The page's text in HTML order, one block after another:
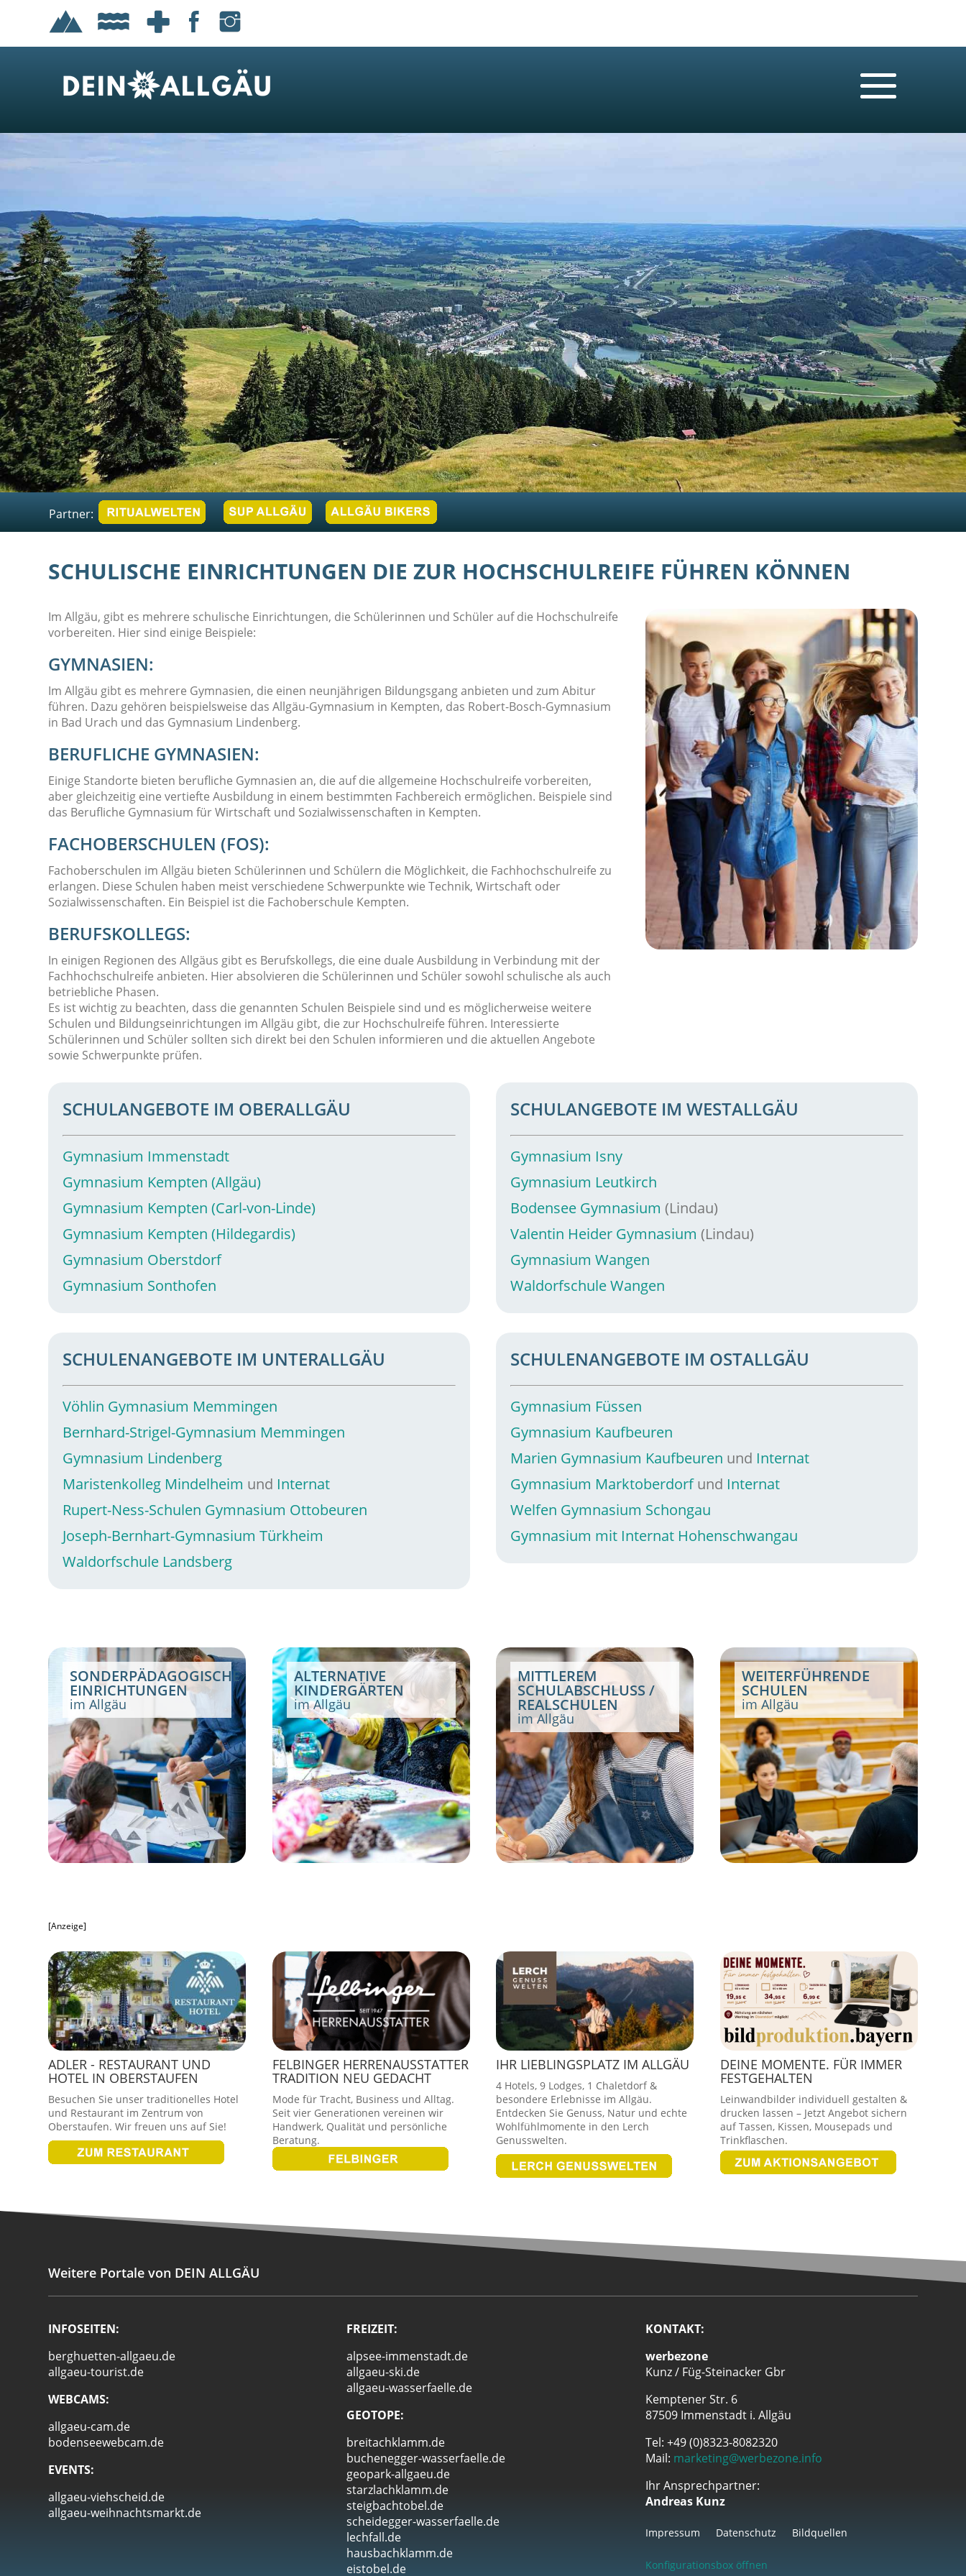
Partner:
SCHULISCHE EINRICHTUNGEN DIE ZUR HOCHSCHULREIFE FÜHREN KÖNNEN
Im Allgäu, gibt es mehrere schulische Einrichtungen, die Schülerinnen und Schüler auf die Hochschulreife
vorbereiten. Hier sind einige Beispiele:
GYMNASIEN:
Im Allgäu gibt es mehrere Gymnasien, die einen neunjährigen Bildungsgang anbieten und zum Abitur
führen. Dazu gehören beispielsweise das Allgäu-Gymnasium in Kempten, das Robert-Bosch-Gymnasium
in Bad Urach und das Gymnasium Lindenberg.
BERUFLICHE GYMNASIEN:
Einige Standorte bieten berufliche Gymnasien an, die auf die allgemeine Hochschulreife vorbereiten,
aber gleichzeitig eine vertiefte Ausbildung in einem bestimmten Fachbereich ermöglichen. Beispiele sind
das Berufliche Gymnasium für Wirtschaft und Sozialwissenschaften in Kempten.
FACHOBERSCHULEN (FOS):
Fachoberschulen im Allgäu bieten Schülerinnen und Schülern die Möglichkeit, die Fachhochschulreife zu
erlangen. Diese Schulen haben meist verschiedene Schwerpunkte wie Technik, Wirtschaft oder
Sozialwissenschaften. Ein Beispiel ist die Fachoberschule Kempten.
BERUFSKOLLEGS:
In einigen Regionen des Allgäus gibt es Berufskollegs, die eine duale Ausbildung in Verbindung mit der
Fachhochschulreife anbieten. Hier absolvieren die Schülerinnen und Schüler sowohl schulische als auch
betriebliche Phasen.
Es ist wichtig zu beachten, dass die genannten Schulen Beispiele sind und es möglicherweise weitere
Schulen und Bildungseinrichtungen im Allgäu gibt, die zur Hochschulreife führen. Interessierte
Schülerinnen und Schüler sollten sich direkt bei den Schulen informieren und die aktuellen Angebote
sowie Schwerpunkte prüfen.
SCHULANGEBOTE IM OBERALLGÄU
Gymnasium Immenstadt
Gymnasium Kempten (Allgäu)
Gymnasium Kempten (Carl-von-Linde)
Gymnasium Kempten (Hildegardis)
Gymnasium Oberstdorf
Gymnasium Sonthofen
SCHULANGEBOTE IM WESTALLGÄU
Gymnasium Isny
Gymnasium Leutkirch
Bodensee Gymnasium (Lindau)
Valentin Heider Gymnasium (Lindau)
Gymnasium Wangen
Waldorfschule Wangen
SCHULENANGEBOTE IM UNTERALLGÄU
Vöhlin Gymnasium Memmingen
Bernhard-Strigel-Gymnasium Memmingen
Gymnasium Lindenberg
Maristenkolleg Mindelheim und Internat
Rupert-Ness-Schulen Gymnasium Ottobeuren
Joseph-Bernhart-Gymnasium Türkheim
Waldorfschule Landsberg
SCHULENANGEBOTE IM OSTALLGÄU
Gymnasium Füssen
Gymnasium Kaufbeuren
Marien Gymnasium Kaufbeuren und Internat
Gymnasium Marktoberdorfund Internat
Welfen Gymnasium Schongau
Gymnasium mit Internat Hohenschwangau
SONDERPÄDAGOGISCHE
EINRICHTUNGEN
im Allgäu
ALTERNATIVE
KINDERGÄRTEN
im Allgäu
MITTLEREM
SCHULABSCHLUSS /
REALSCHULEN
im Allgäu
WEITERFÜHRENDE
SCHULEN
im Allgäu
[Anzeige]
ADLER - RESTAURANT UND
HOTEL IN OBERSTAUFEN
Besuchen Sie unser traditionelles Hotel
und Restaurant im Zentrum von
Oberstaufen. Wir freuen uns auf Sie!
FELBINGER HERRENAUSSTATTER
TRADITION NEU GEDACHT
Mode für Tracht, Business und Alltag.
Seit vier Generationen vereinen wir
Handwerk, Qualität und persönliche
Beratung.
IHR LIEBLINGSPLATZ IM ALLGÄU
4 Hotels, 9 Lodges, 1 Chaletdorf &
besondere Erlebnisse im Allgäu.
Entdecken Sie Genuss, Natur und echte
Wohlfühlmomente in den Lerch
Genusswelten.
DEINE MOMENTE. FÜR IMMER
FESTGEHALTEN
Leinwandbilder individuell gestalten &
drucken lassen – Jetzt Angebot sichern
auf Tassen, Kissen, Mousepads und
Trinkflaschen.
Weitere Portale von DEIN ALLGÄU
INFOSEITEN:
berghuetten-allgaeu.de
allgaeu-tourist.de
WEBCAMS:
allgaeu-cam.de
bodenseewebcam.de
EVENTS:
allgaeu-viehscheid.de
allgaeu-weihnachtsmarkt.de
FREIZEIT:
alpsee-immenstadt.de
allgaeu-ski.de
allgaeu-wasserfaelle.de
GEOTOPE:
breitachklamm.de
buchenegger-wasserfaelle.de
geopark-allgaeu.de
starzlachklamm.de
steigbachtobel.de
scheidegger-wasserfaelle.de
lechfall.de
hausbachklamm.de
eistobel.de
KONTAKT:
werbezone
Kunz / Füg-Steinacker Gbr
Kemptener Str. 6
87509 Immenstadt i. Allgäu
Tel: +49 (0)8323-8082320
Mail: marketing@werbezone.info
Ihr Ansprechpartner:
Andreas Kunz
Impressum Datenschutz Bildquellen
Konfigurationsbox öffnen